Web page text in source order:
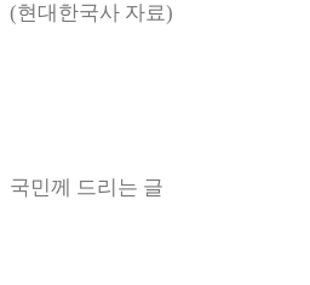
(현대한국사 자료)
국민께 드리는 글